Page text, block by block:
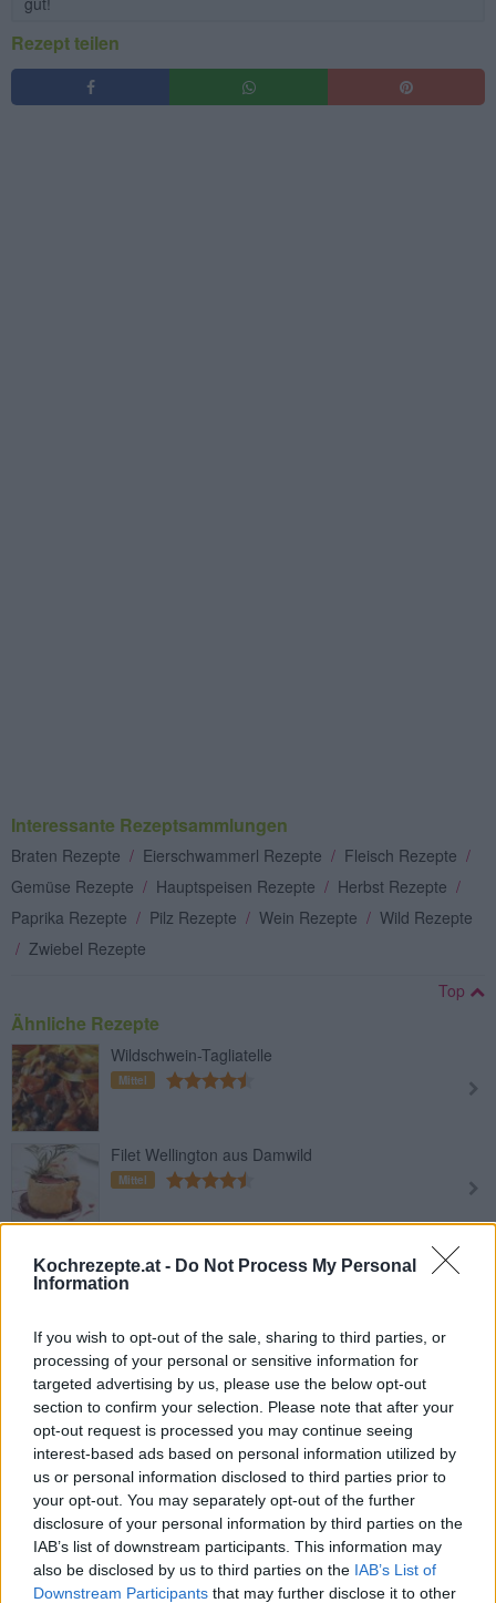
Kochrezepte.at - Do Not Process My Personal
Information
If you wish to opt-out of the sale, sharing to third parties, or
processing of your personal or sensitive information for
targeted advertising by us, please use the below opt-out
section to confirm your selection. Please note that after your
opt-out request is processed you may continue seeing
interest-based ads based on personal information utilized by
us or personal information disclosed to third parties prior to
your opt-out. You may separately opt-out of the further
disclosure of your personal information by third parties on the
IAB’s list of downstream participants. This information may
also be disclosed by us to third parties on the IAB’s List of
Downstream Participants that may further disclose it to other
Rezept teilen
Interessante Rezeptsammlungen
Braten Rezepte / Eierschwammerl Rezepte / Fleisch Rezepte /
Gemüse Rezepte / Hauptspeisen Rezepte / Herbst Rezepte /
Paprika Rezepte / Pilz Rezepte / Wein Rezepte / Wild Rezepte
/ Zwiebel Rezepte
Top
Ähnliche Rezepte
Wildschwein-Tagliatelle
Mittel
Filet Wellington aus Damwild
Mittel
Rehmedaillons im Speckmantel
Mittel
Wildgulasch
Mittel
Hirschsteak braten
Leicht
Hirschmedaillons
Leicht